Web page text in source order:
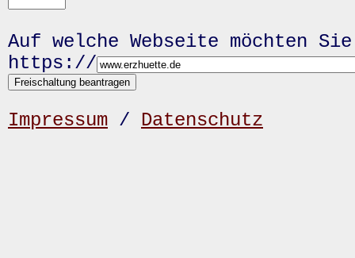
Auf welche Webseite möchten
https://
Impressum / Datenschutz